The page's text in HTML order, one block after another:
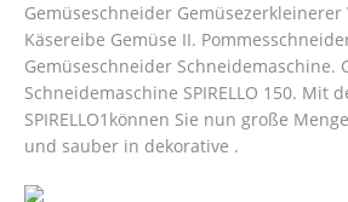
Gemüseschneider Gemüsezerkleinerer
Käsereibe Gemüse II.
Gemüseschneider Schneidemaschine.
Schneidemaschine SPIRELLO 150. Mit
SPIRELLO1können Sie nun große
und sauber in dekorative .